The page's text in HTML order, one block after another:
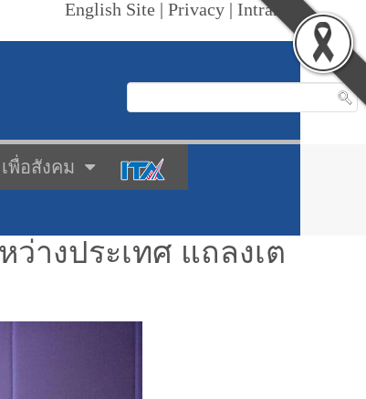
English Site | Privacy | Intranet
พื่อสังคม
างประเทศ แถลงเต